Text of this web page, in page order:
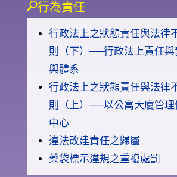
行為責任
行政法上之狀態責任與法律
則（下）──行政法上責任與
與體系
行政法上之狀態責任與法律
則（上）──以公寓大廈管理
中心
違法改建責任之歸屬
藥袋標示違規之重複處罰